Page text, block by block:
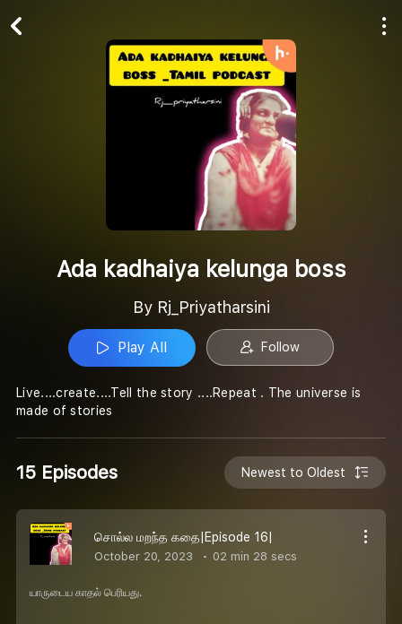
Ada kadhaiya kelunga boss
By Rj_Priyatharsini
Play All Follow
Live....create....Tell the story ....Repeat . The universe is
made of stories
15 Episodes Newest to Oldest
சொல்ல மறந்த கதை|Episode 16|
October 20, 2023 02 min 28 secs
யாருடைய காதல் பெரியது.